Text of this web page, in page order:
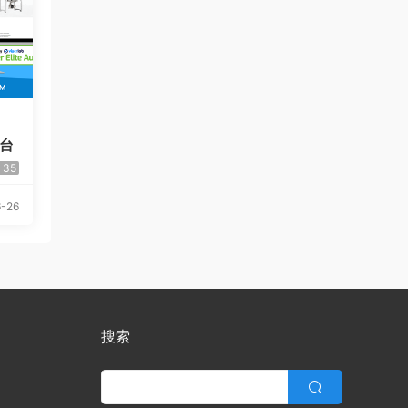
35
26
搜索